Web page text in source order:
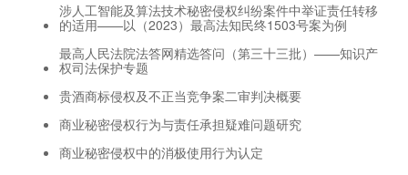
涉人工智能及算法技术秘密侵权纠纷案件中举证责任转移
的适用——以（2023）最高法知民终1503号案为例
最高人民法院法答网精选答问（第三十三批）——知识产
权司法保护专题
贵酒商标侵权及不正当竞争案二审判决概要
商业秘密侵权行为与责任承担疑难问题研究
商业秘密侵权中的消极使用行为认定